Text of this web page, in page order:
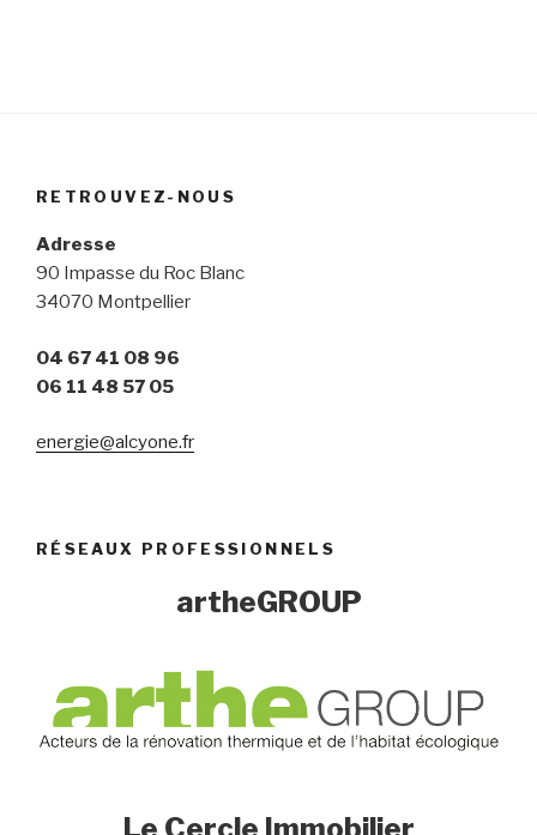
RETROUVEZ-NOUS
Adresse
90 Impasse du Roc Blanc
34070 Montpellier
04 67 41 08 96
06 11 48 57 05
energie@alcyone.fr
RÉSEAUX PROFESSIONNELS
artheGROUP